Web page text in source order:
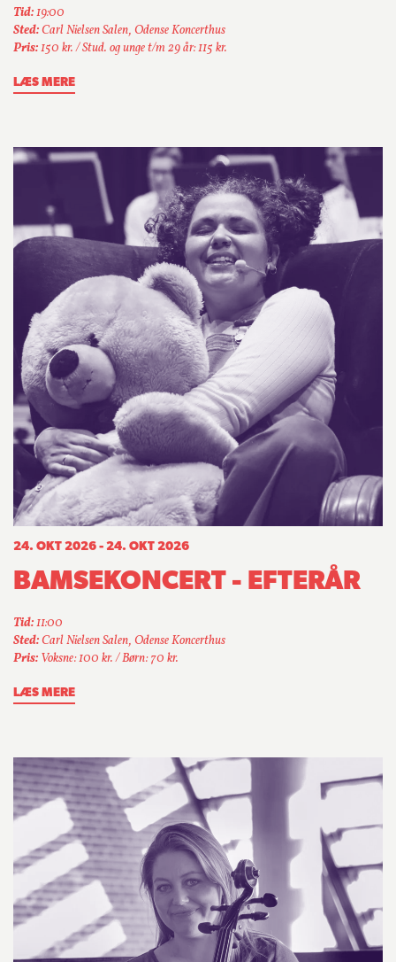
Tid:19:00
Sted:Carl Nielsen Salen, Odense Koncerthus
Pris:150 kr. / Stud. og unge t/m 29 år: 115 kr.
LÆS MERE
24. OKT 2026 - 24. OKT 2026
BAMSEKONCERT - EFTERÅR
Tid:11:00
Sted:Carl Nielsen Salen, Odense Koncerthus
Pris: Voksne: 100 kr. / Børn: 70 kr.
LÆS MERE